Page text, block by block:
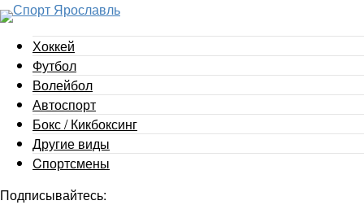
Хоккей
Футбол
Волейбол
Автоспорт
Бокс / Кикбоксинг
Другие виды
Cпортсмены
Подписывайтесь: